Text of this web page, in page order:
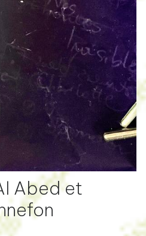
Abed et